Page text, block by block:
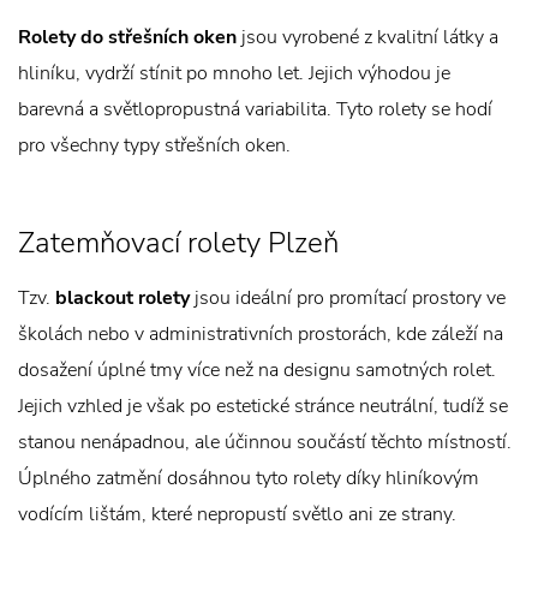
Rolety do střešních oken jsou vyrobené z kvalitní látky a
hliníku, vydrží stínit po mnoho let. Jejich výhodou je
barevná a světlopropustná variabilita. Tyto rolety se hodí
pro všechny typy střešních oken.
Zatemňovací rolety Plzeň
Tzv. blackout roletyjsou ideální pro promítací prostory ve
školách nebo v administrativních prostorách, kde záleží na
dosažení úplné tmy více než na designu samotných rolet.
Jejich vzhled je však po estetické stránce neutrální, tudíž se
stanou nenápadnou, ale účinnou součástí těchto místností.
Úplného zatmění dosáhnou tyto rolety díky hliníkovým
vodícím lištám, které nepropustí světlo ani ze strany.